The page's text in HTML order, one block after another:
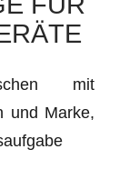
mit
und Marke,